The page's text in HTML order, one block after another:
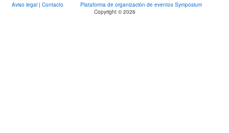
Aviso legal | Contacto
Plataforma de organización de eventos Symposium
Copyright © 2026